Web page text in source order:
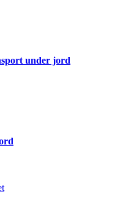
under jord